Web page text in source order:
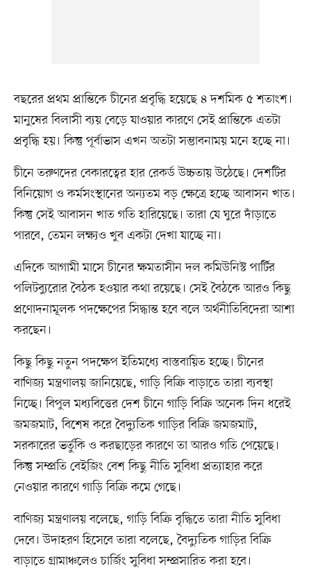
বছরের প্রথম প্রান্তিকে চীনের প্রবৃদ্ধি হয়েছে ৪ দশমিক ৫ শতাংশ।
মানুষের বিলাসী ব্যয় বেড়ে যাওয়ার কারণে সেই প্রান্তিকে এতটা
প্রবৃদ্ধি হয়। কিন্তু পূর্বাভাস এখন অতটা সম্ভাবনাময় মনে হচ্ছে না।
চীনে তরুণদের বেকারত্বের হার রেকর্ড উচ্চতায় উঠেছে। দেশটির
বিনিয়োগ ও কর্মসংস্থানের অন্যতম বড় ক্ষেত্রে হচ্ছে আবাসন খাত।
কিন্তু সেই আবাসন খাত গতি হারিয়েছে। তারা যে ঘুরে দাঁড়াতে
পারবে, তেমন লক্ষ্যও খুব একটা দেখা যাচ্ছে না।
এদিকে আগামী মাসে চীনের ক্ষমতাসীন দল কমিউনিস্ট পার্টির
পলিটব্যুরোর বৈঠক হওয়ার কথা রয়েছে। সেই বৈঠকে আরও কিছু
প্রণোদনামূলক পদক্ষেপের সিদ্ধান্ত হবে বলে অর্থনীতিবিদেরা আশা
করছেন।
কিছু কিছু নতুন পদক্ষেপ ইতিমধ্যে বাস্তবায়িত হচ্ছে। চীনের
বাণিজ্য মন্ত্রণালয় জানিয়েছে, গাড়ি বিক্রি বাড়াতে তারা ব্যবস্থা
নিচ্ছে। বিপুল মধ্যবিত্তের দেশ চীনে গাড়ি বিক্রি অনেক দিন ধরেই
জমজমাট, বিশেষ করে বৈদ্যুতিক গাড়ির বিক্রি জমজমাট,
সরকারের ভর্তুকি ও করছাড়ের কারণে তা আরও গতি পেয়েছে।
কিন্তু সম্প্রতি বেইজিং বেশ কিছু নীতি সুবিধা প্রত্যাহার করে
নেওয়ার কারণে গাড়ি বিক্রি কমে গেছে।
বাণিজ্য মন্ত্রণালয় বলেছে, গাড়ি বিক্রি বৃদ্ধিতে তারা নীতি সুবিধা
দেবে। উদাহরণ হিসেবে তারা বলেছে, বৈদ্যুতিক গাড়ির বিক্রি
বাড়াতে গ্রামাঞ্চলেও চার্জিং সুবিধা সম্প্রসারিত করা হবে।